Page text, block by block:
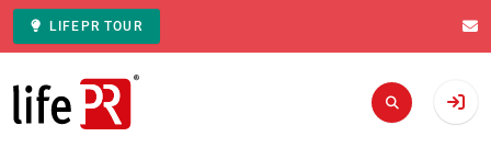
LIFEPR TOUR
Zur Startseite